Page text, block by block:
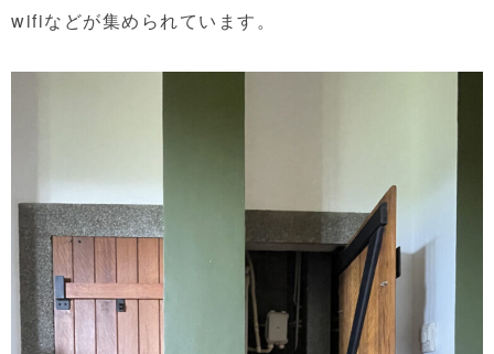
wifiなどが集められています。